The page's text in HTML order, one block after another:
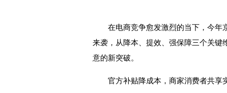
在电商竞争愈发激烈的当下，今年
来袭，从降本、提效、强保障三个关键
意的新突破。
官方补贴降成本，商家消费者共享